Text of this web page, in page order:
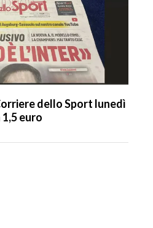
dello Sport lunedì
euro